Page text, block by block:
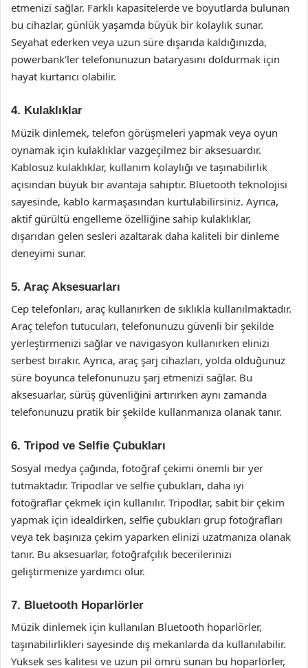
etmenizi sağlar. Farklı kapasitelerde ve boyutlarda bulunan
bu cihazlar, günlük yaşamda büyük bir kolaylık sunar.
Seyahat ederken veya uzun süre dışarıda kaldığınızda,
powerbank’ler telefonunuzun bataryasını doldurmak için
hayat kurtarıcı olabilir.
4. Kulaklıklar
Müzik dinlemek, telefon görüşmeleri yapmak veya oyun
oynamak için kulaklıklar vazgeçilmez bir aksesuardır.
Kablosuz kulaklıklar, kullanım kolaylığı ve taşınabilirlik
açısından büyük bir avantaja sahiptir. Bluetooth teknolojisi
sayesinde, kablo karmaşasından kurtulabilirsiniz. Ayrıca,
aktif gürültü engelleme özelliğine sahip kulaklıklar,
dışarıdan gelen sesleri azaltarak daha kaliteli bir dinleme
deneyimi sunar.
5. Araç Aksesuarları
Cep telefonları, araç kullanırken de sıklıkla kullanılmaktadır.
Araç telefon tutucuları, telefonunuzu güvenli bir şekilde
yerleştirmenizi sağlar ve navigasyon kullanırken elinizi
serbest bırakır. Ayrıca, araç şarj cihazları, yolda olduğunuz
süre boyunca telefonunuzu şarj etmenizi sağlar. Bu
aksesuarlar, sürüş güvenliğini artırırken aynı zamanda
telefonunuzu pratik bir şekilde kullanmanıza olanak tanır.
6. Tripod ve Selfie Çubukları
Sosyal medya çağında, fotoğraf çekimi önemli bir yer
tutmaktadır. Tripodlar ve selfie çubukları, daha iyi
fotoğraflar çekmek için kullanılır. Tripodlar, sabit bir çekim
yapmak için idealdirken, selfie çubukları grup fotoğrafları
veya tek başınıza çekim yaparken elinizi uzatmanıza olanak
tanır. Bu aksesuarlar, fotoğrafçılık becerilerinizi
geliştirmenize yardımcı olur.
7. Bluetooth Hoparlörler
Müzik dinlemek için kullanılan Bluetooth hoparlörler,
taşınabilirlikleri sayesinde dış mekanlarda da kullanılabilir.
Yüksek ses kalitesi ve uzun pil ömrü sunan bu hoparlörler,